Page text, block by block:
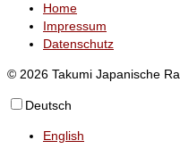
Home
Impressum
Datenschutz
© 2026 Takumi Japanische
Deutsch
English